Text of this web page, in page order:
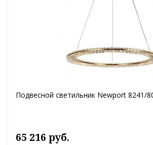
Подвесной светильник Newport 8241/
65 216 руб.